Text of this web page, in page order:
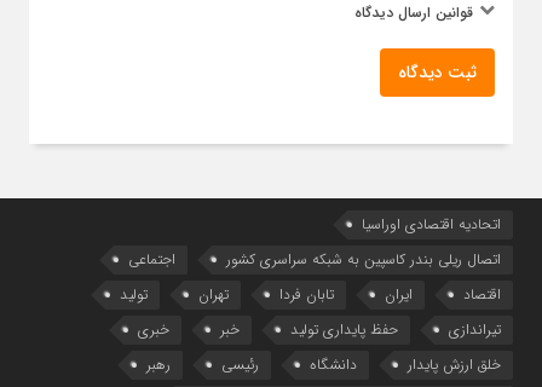
قوانین ارسال دیدگاه
ثبت دیدگاه
اتحادیه اقتصادی اوراسیا
اتصال ریلی بندر کاسپین به شبکه سراسری کشور
اجتماعی
اقتصاد
ایران تابان فردا تهران
تولید
تیراندازی
حفظ پایداری تولید خبر
خبری
خلق ارزش پایدار
دانشگاه رئیسی
رهبر